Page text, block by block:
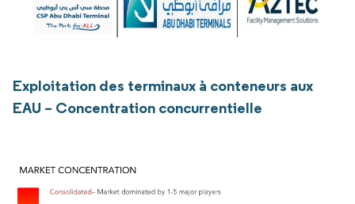
Exploitation des terminaux à conteneurs aux
EAU – Concentration concurrentielle